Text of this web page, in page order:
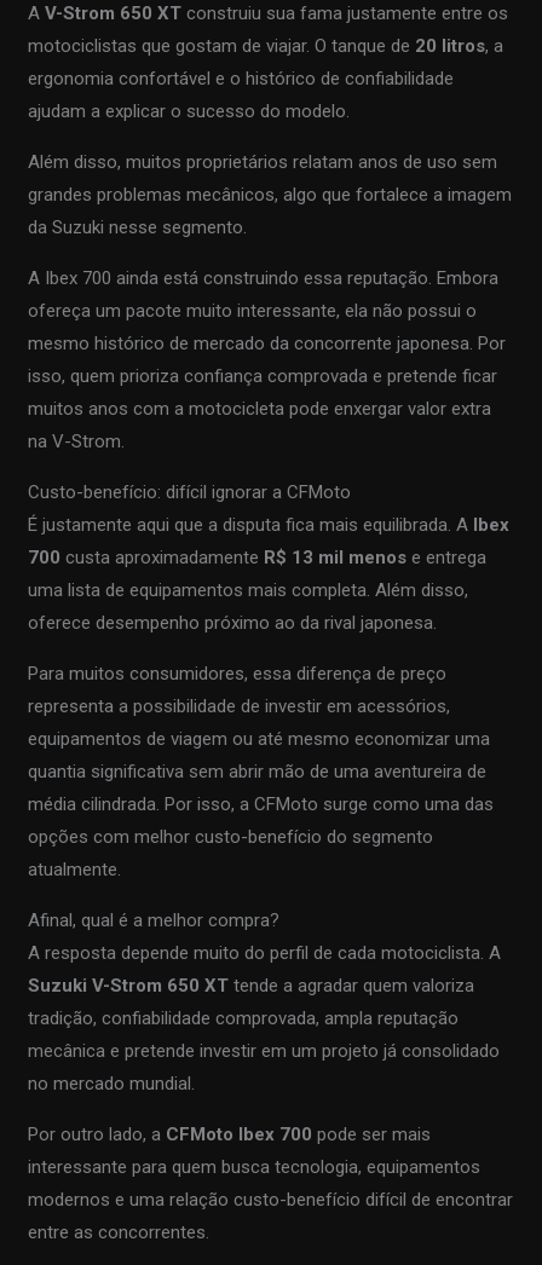
AV-Strom 650 XT construiu sua fama justamente entre os
motociclistas que gostam de viajar. O tanque de 20 litros, a
ergonomia confortável e o histórico de confiabilidade
ajudam a explicar o sucesso do modelo.
Além disso, muitos proprietários relatam anos de uso sem
grandes problemas mecânicos, algo que fortalece a imagem
da Suzuki nesse segmento.
A Ibex 700 ainda está construindo essa reputação. Embora
ofereça um pacote muito interessante, ela não possui o
mesmo histórico de mercado da concorrente japonesa. Por
isso, quem prioriza confiança comprovada e pretende ficar
muitos anos com a motocicleta pode enxergar valor extra
na V-Strom.
Custo-benefício: difícil ignorar a CFMoto
É justamente aqui que a disputa fica mais equilibrada. A Ibex
700 custa aproximadamente R$ 13 mil menos e entrega
uma lista de equipamentos mais completa. Além disso,
oferece desempenho próximo ao da rival japonesa.
Para muitos consumidores, essa diferença de preço
representa a possibilidade de investir em acessórios,
equipamentos de viagem ou até mesmo economizar uma
quantia significativa sem abrir mão de uma aventureira de
média cilindrada. Por isso, a CFMoto surge como uma das
opções com melhor custo-benefício do segmento
atualmente.
Afinal, qual é a melhor compra?
A resposta depende muito do perfil de cada motociclista. A
Suzuki V-Strom 650 XT tende a agradar quem valoriza
tradição, confiabilidade comprovada, ampla reputação
mecânica e pretende investir em um projeto já consolidado
no mercado mundial.
Por outro lado, a CFMoto Ibex 700 pode ser mais
interessante para quem busca tecnologia, equipamentos
modernos e uma relação custo-benefício difícil de encontrar
entre as concorrentes.